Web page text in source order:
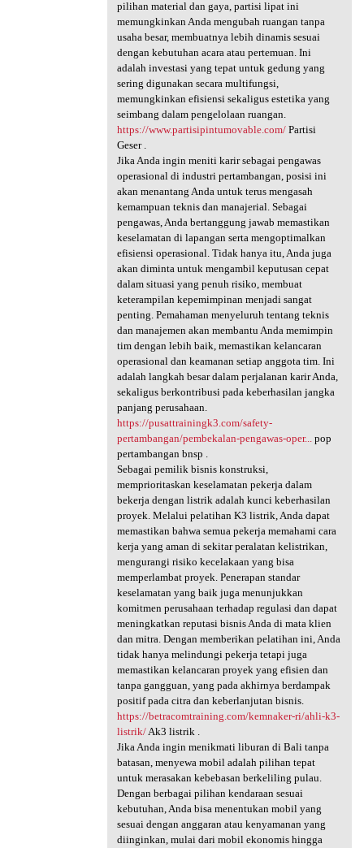
pilihan material dan gaya, partisi lipat ini
memungkinkan Anda mengubah ruangan tanpa
usaha besar, membuatnya lebih dinamis sesuai
dengan kebutuhan acara atau pertemuan. Ini
adalah investasi yang tepat untuk gedung yang
sering digunakan secara multifungsi,
memungkinkan efisiensi sekaligus estetika yang
seimbang dalam pengelolaan ruangan.
https://www.partisipintumovable.com/Partisi
Geser .
Jika Anda ingin meniti karir sebagai pengawas
operasional di industri pertambangan, posisi ini
akan menantang Anda untuk terus mengasah
kemampuan teknis dan manajerial. Sebagai
pengawas, Anda bertanggung jawab memastikan
keselamatan di lapangan serta mengoptimalkan
efisiensi operasional. Tidak hanya itu, Anda juga
akan diminta untuk mengambil keputusan cepat
dalam situasi yang penuh risiko, membuat
keterampilan kepemimpinan menjadi sangat
penting. Pemahaman menyeluruh tentang teknis
dan manajemen akan membantu Anda memimpin
tim dengan lebih baik, memastikan kelancaran
operasional dan keamanan setiap anggota tim. Ini
adalah langkah besar dalam perjalanan karir Anda,
sekaligus berkontribusi pada keberhasilan jangka
panjang perusahaan.
https://pusattrainingk3.com/safety-
pertambangan/pembekalan-pengawas-oper...pop
pertambangan bnsp .
Sebagai pemilik bisnis konstruksi,
memprioritaskan keselamatan pekerja dalam
bekerja dengan listrik adalah kunci keberhasilan
proyek. Melalui pelatihan K3 listrik, Anda dapat
memastikan bahwa semua pekerja memahami cara
kerja yang aman di sekitar peralatan kelistrikan,
mengurangi risiko kecelakaan yang bisa
memperlambat proyek. Penerapan standar
keselamatan yang baik juga menunjukkan
komitmen perusahaan terhadap regulasi dan dapat
meningkatkan reputasi bisnis Anda di mata klien
dan mitra. Dengan memberikan pelatihan ini, Anda
tidak hanya melindungi pekerja tetapi juga
memastikan kelancaran proyek yang efisien dan
tanpa gangguan, yang pada akhirnya berdampak
positif pada citra dan keberlanjutan bisnis.
https://betracomtraining.com/kemnaker-ri/ahli-k3-
listrik/Ak3 listrik .
Jika Anda ingin menikmati liburan di Bali tanpa
batasan, menyewa mobil adalah pilihan tepat
untuk merasakan kebebasan berkeliling pulau.
Dengan berbagai pilihan kendaraan sesuai
kebutuhan, Anda bisa menentukan mobil yang
sesuai dengan anggaran atau kenyamanan yang
diinginkan, mulai dari mobil ekonomis hingga